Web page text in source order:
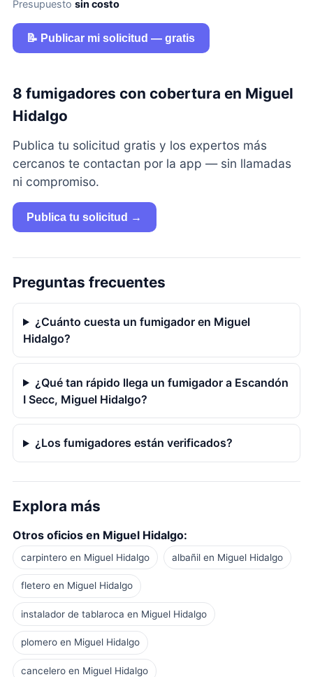
Presupuesto sin costo
📝 Publicar mi solicitud — gratis
8 fumigadores con cobertura en Miguel
Hidalgo
Publica tu solicitud gratis y los expertos más
cercanos te contactan por la app — sin llamadas
ni compromiso.
Publica tu solicitud →
Preguntas frecuentes
¿Cuánto cuesta un fumigador en Miguel
Hidalgo?
¿Qué tan rápido llega un fumigador a Escandón
I Secc, Miguel Hidalgo?
¿Los fumigadores están verificados?
Explora más
Otros oficios en Miguel Hidalgo:
carpintero en Miguel Hidalgo albañil en Miguel Hidalgo
fletero en Miguel Hidalgo
instalador de tablaroca en Miguel Hidalgo
plomero en Miguel Hidalgo
cancelero en Miguel Hidalgo